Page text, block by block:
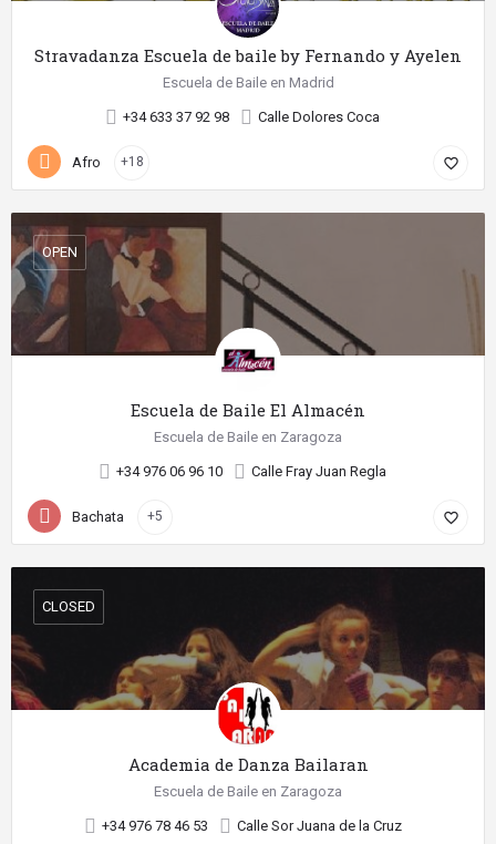
Stravadanza Escuela de baile by Fernando y Ayelen
Escuela de Baile en Madrid
+34 633 37 92 98 Calle Dolores Coca
Afro +18 favorite_border
Escuela de Baile El Almacén
Escuela de Baile en Zaragoza
+34 976 06 96 10 Calle Fray Juan Regla
OPEN
Bachata +5 favorite_border
Academia de Danza Bailaran
Escuela de Baile en Zaragoza
+34 976 78 46 53 Calle Sor Juana de la Cruz
CLOSED